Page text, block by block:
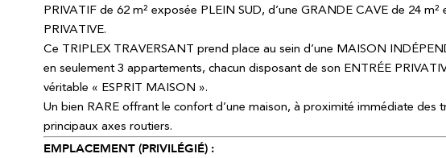
PRIVATIF de 62 m² exposée PLEIN SUD, d’une GRANDE CAVE de 24
PRIVATIVE.
Ce TRIPLEX TRAVERSANT prend place au sein d’une MAISON
en seulement 3 appartements, chacun disposant de son ENTRÉE
véritable « ESPRIT MAISON ».
Un bien RARE offrant le confort d’une maison, à proximité immédiate des
principaux axes routiers.
EMPLACEMENT (PRIVILÉGIÉ) :